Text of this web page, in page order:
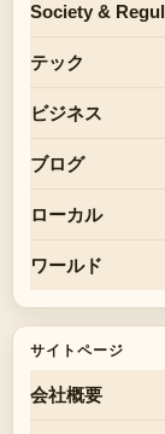
Society &
テック
ビジネス
ブログ
ローカル
ワールド
サイトページ
会社概要